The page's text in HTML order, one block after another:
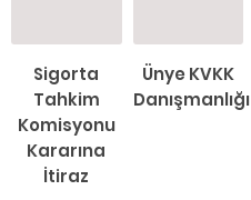
Sigorta
Tahkim
Komisyonu
Kararına
İtiraz
Ünye KVKK
Danışmanlığı